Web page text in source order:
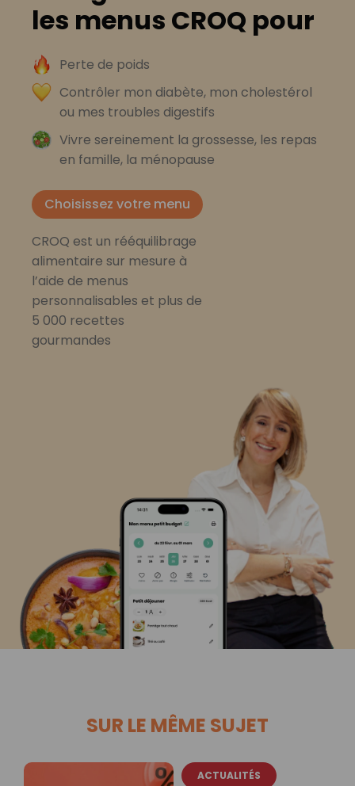
les menus CROQ pour
Perte de poids
Contrôler mon diabète, mon cholestérol
ou mes troubles digestifs
Vivre sereinement la grossesse, les repas
en famille, la ménopause
Choisissez votre menu
CROQ est un rééquilibrage
alimentaire sur mesure à
l’aide de menus
personnalisables et plus de
5 000 recettes
gourmandes
SUR LE MÊME SUJET
ACTUALITÉS